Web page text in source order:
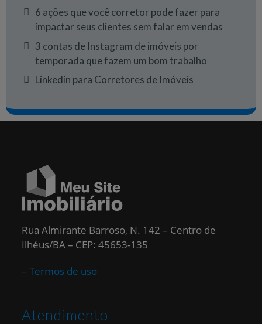
6 ações que você corretor pode fazer para
impactar seus clientes sem falar em vendas
3 contas de Instagram de imóveis por
temporada que fazem um bom trabalho
Linkedin para Corretores de Imóveis
Rua Almirante Barroso, N. 142 – Centro de
Ilhéus/BA – CEP: 45653-135
– Termos de uso
Atendimento